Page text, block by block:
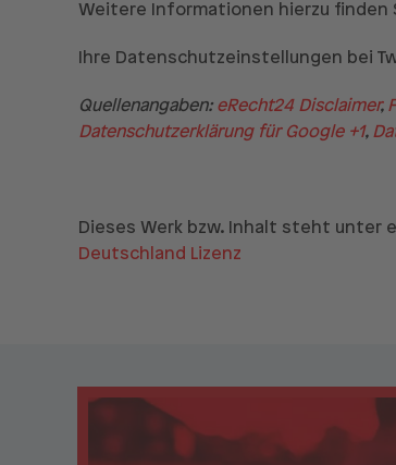
Weitere Informationen hierzu finden
Ihre Datenschutzeinstellungen bei
Quellenangaben: eRecht24 Disclaimer,
Datenschutzerklärung für Google +1,
Dieses Werk bzw. Inhalt steht unter
Deutschland Lizenz